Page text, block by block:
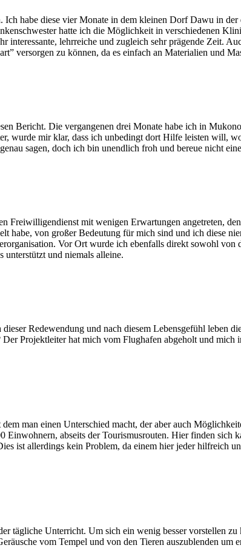
habe diese vier Monate in dem kleinen Dorf Dawu in
hatte ich die Möglichkeit in verschiedenen
lehrreiche und zugleich sehr prägende Zeit.
versorgen zu können, da es einfach an Materialien und
Bericht. Die vergangenen drei Monate habe ich in
wurde mir klar, dass ich unbedingt dort Hilfe leisten will,
sagen, doch ich bin unendlich froh und bereue nicht
Freiwilligendienst mit wenigen Erwartungen angetreten,
habe, von großer Bedeutung für mich sind und ich diese
Vor Ort wurde ich ebenfalls direkt sowohl von
und niemals alleine.
Redewendung und nach diesem Lebensgefühl leben
Projektleiter hat mich vom Flughafen abgeholt und mich
man einen Unterschied macht, der aber auch
abseits der Tourismusrouten. Hier finden sich
ist allerdings kein Problem, da einem hier jeder hilfreich
Unterricht. Um sich ein wenig besser vorstellen zu
vom Tempel und von den Tieren auszublenden um